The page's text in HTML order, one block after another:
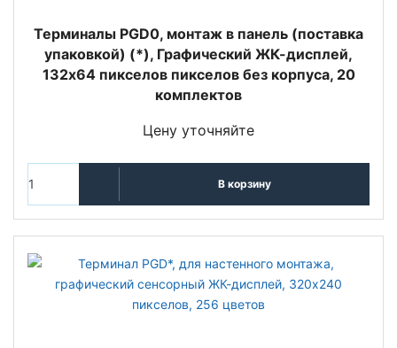
Терминалы PGD0, монтаж в панель (поставка
упаковкой) (*), Графический ЖК-дисплей,
132x64 пикселов пикселов без корпуса, 20
комплектов
Цену уточняйте
В корзину